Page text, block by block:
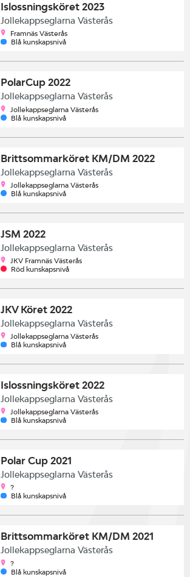
Islossningsköret 2023
Jollekappseglarna Västerås
Framnäs Västerås
Blå kunskapsnivå
PolarCup 2022
Jollekappseglarna Västerås
Jollekappseglarna Västerås
Blå kunskapsnivå
Brittsommarköret KM/DM 2022
Jollekappseglarna Västerås
Jollekappseglarna Västerås
Blå kunskapsnivå
JSM 2022
Jollekappseglarna Västerås
JKV Framnäs Västerås
Röd kunskapsnivå
JKV Köret 2022
Jollekappseglarna Västerås
Jollekappseglarna Västerås
Blå kunskapsnivå
Islossningsköret 2022
Jollekappseglarna Västerås
Jollekappseglarna Västerås
Blå kunskapsnivå
Polar Cup 2021
Jollekappseglarna Västerås
?
Blå kunskapsnivå
Brittsommarköret KM/DM 2021
Jollekappseglarna Västerås
?
Blå kunskapsnivå